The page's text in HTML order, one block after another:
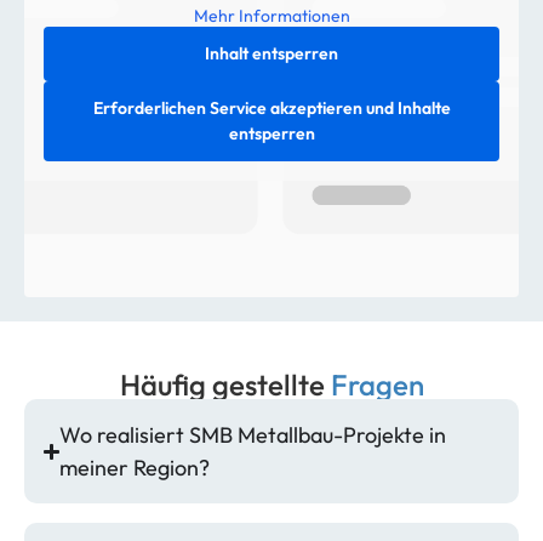
Mehr Informationen
Inhalt entsperren
Erforderlichen Service akzeptieren und Inhalte
entsperren
Häufig gestellte Fragen
Wo realisiert SMB Metallbau-Projekte in
meiner Region?